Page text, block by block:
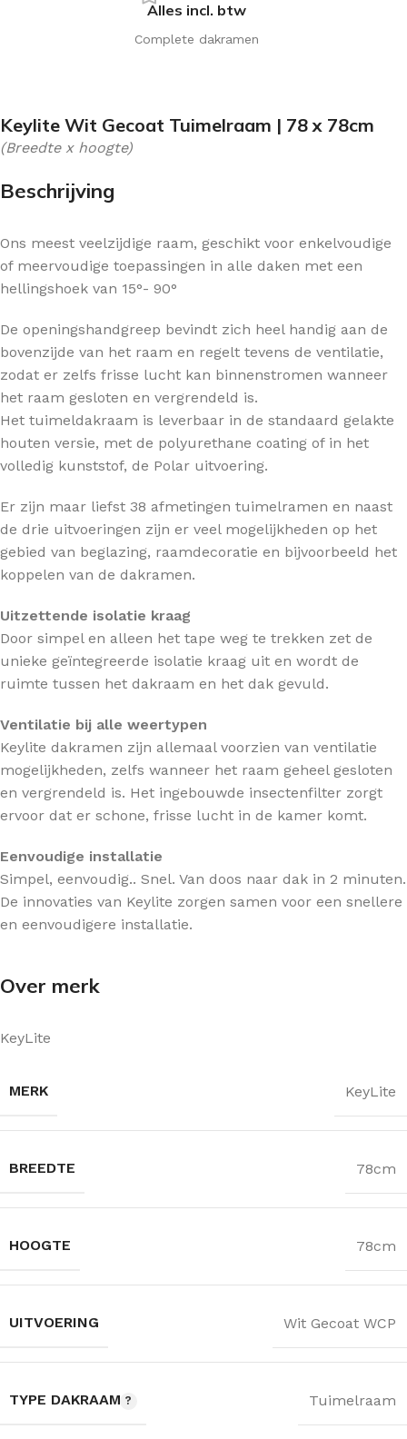
Alles incl. btw
Complete dakramen
Keylite Wit Gecoat Tuimelraam | 78 x 78cm
(Breedte x hoogte)
Beschrijving
Ons meest veelzijdige raam, geschikt voor enkelvoudige
of meervoudige toepassingen in alle daken met een
hellingshoek van 15°- 90°
De openingshandgreep bevindt zich heel handig aan de
bovenzijde van het raam en regelt tevens de ventilatie,
zodat er zelfs frisse lucht kan binnenstromen wanneer
het raam gesloten en vergrendeld is.
Het tuimeldakraam is leverbaar in de standaard gelakte
houten versie, met de polyurethane coating of in het
volledig kunststof, de Polar uitvoering.
Er zijn maar liefst 38 afmetingen tuimelramen en naast
de drie uitvoeringen zijn er veel mogelijkheden op het
gebied van beglazing, raamdecoratie en bijvoorbeeld het
koppelen van de dakramen.
Uitzettende isolatie kraag
Door simpel en alleen het tape weg te trekken zet de
unieke geïntegreerde isolatie kraag uit en wordt de
ruimte tussen het dakraam en het dak gevuld.
Ventilatie bij alle weertypen
Keylite dakramen zijn allemaal voorzien van ventilatie
mogelijkheden, zelfs wanneer het raam geheel gesloten
en vergrendeld is. Het ingebouwde insectenfilter zorgt
ervoor dat er schone, frisse lucht in de kamer komt.
Eenvoudige installatie
Simpel, eenvoudig.. Snel. Van doos naar dak in 2 minuten.
De innovaties van Keylite zorgen samen voor een snellere
en eenvoudigere installatie.
Over merk
KeyLite
MERK KeyLite
BREEDTE 78cm
HOOGTE 78cm
UITVOERING Wit Gecoat WCP
TYPE DAKRAAM Tuimelraam